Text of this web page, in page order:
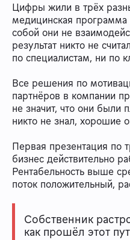
Цифры жили в трёх
медицинская
собой они не
результат никто не
по специалистам, ни по
Все решения по
партнёров в компании
не значит, что они были
никто не знал, хорошие
Первая презентация по
бизнес действительно
Рентабельность выше
поток положительный,
Собственник
как прошёл этот